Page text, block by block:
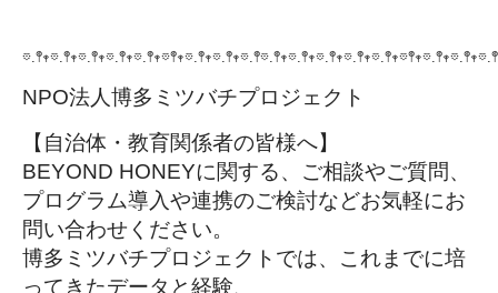
𖡼.𖤣𖥧𖡼.𖤣𖥧𖡼.𖤣𖥧𖡼.𖤣𖥧𖡼.𖤣𖥧𖡼𖤣𖥧𖡼.𖤣𖥧𖡼.𖤣𖥧𖡼.𖤣𖡼.𖤣𖥧𖡼.𖤣𖥧𖡼.𖤣𖥧𖡼.𖤣𖥧𖡼.𖤣𖥧𖡼𖤣𖥧𖡼.𖤣𖥧𖡼.𖤣𖥧𖡼.𖤣
NPO法人博多ミツバチプロジェクト
【自治体・教育関係者の皆様へ】
BEYOND HONEYに関する、ご相談やご質問、
プログラム導入や連携のご検討などお気軽にお
問い合わせください。
博多ミツバチプロジェクトでは、これまでに培
ってきたデータと経験、